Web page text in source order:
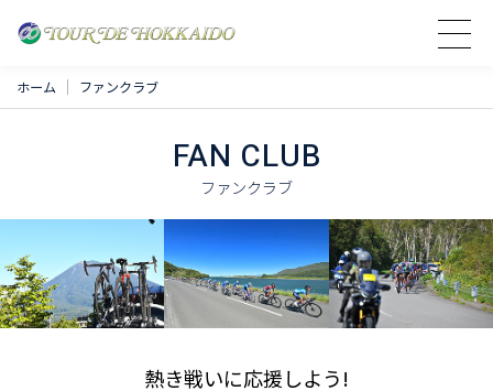
ホーム ファンクラブ
FAN CLUB
ファンクラブ
熱き戦いに応援しよう!